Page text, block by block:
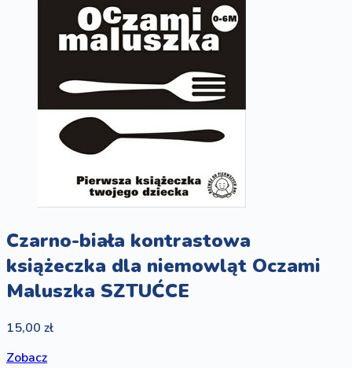
Czarno-biała kontrastowa
książeczka dla niemowląt Oczami
Maluszka SZTUĆCE
15,00 zł
Zobacz